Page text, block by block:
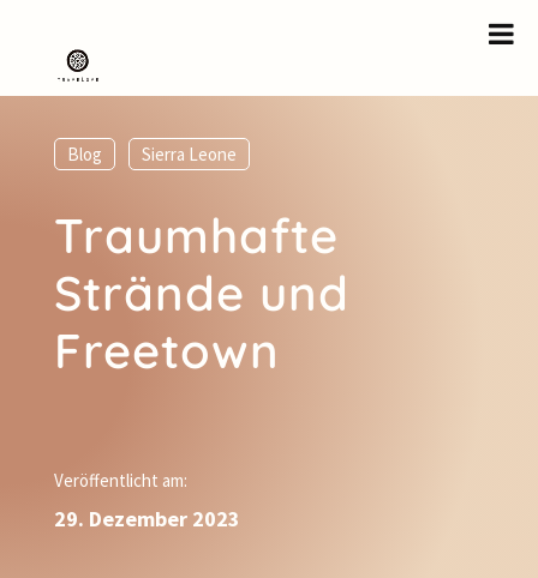
Blog Sierra Leone
Traumhafte
Strände und
Freetown
Veröffentlicht am:
29. Dezember 2023